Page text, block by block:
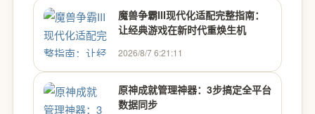
魔兽争霸III现代化适配完整指南：
让经典游戏在新时代重焕生机
2026/8/7 6:21:11
原神成就管理神器：3步搞定全平台
数据同步